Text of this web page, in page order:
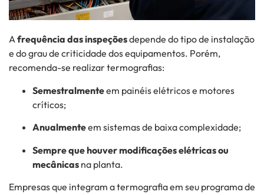
Afrequência das inspeçõesdepende do tipo de instalação
e do grau de criticidade dos equipamentos. Porém,
recomenda-se realizar termografias:
Semestralmenteem painéis elétricos e motores
críticos;
Anualmenteem sistemas de baixa complexidade;
Sempre que houver modificações elétricas ou
mecânicas na planta.
Empresas que integram a termografia em seu programa de